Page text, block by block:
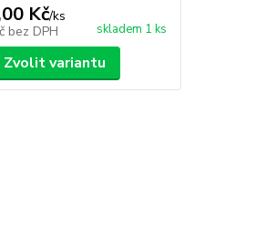
Kč/ks
bez DPH skladem 1 ks
Zvolit variantu